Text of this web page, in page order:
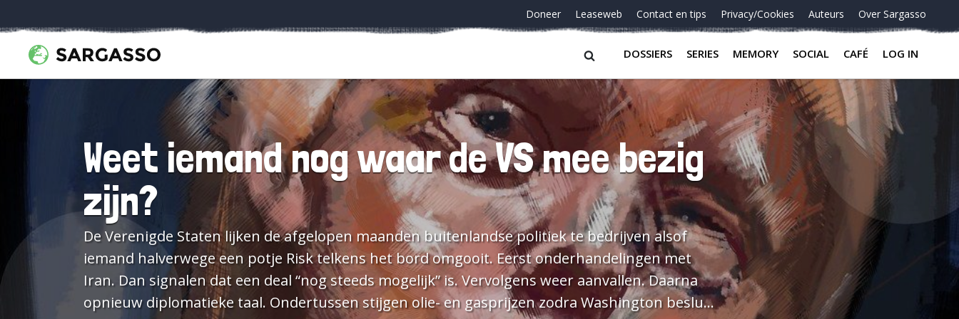
Doneer Leaseweb Contact en tips Privacy/Cookies Auteurs Over Sargasso
DOSSIERS SERIES MEMORY SOCIAL CAFÉ LOG IN
Weet iemand nog waar de VS mee bezig
zijn?
De Verenigde Staten lijken de afgelopen maanden buitenlandse politiek te bedrijven alsof
iemand halverwege een potje Risk telkens het bord omgooit. Eerst onderhandelingen met
Iran. Dan signalen dat een deal “nog steeds mogelijk” is. Vervolgens weer aanvallen. Daarna
opnieuw diplomatieke taal. Ondertussen stijgen olie- en gasprijzen zodra Washington besluit